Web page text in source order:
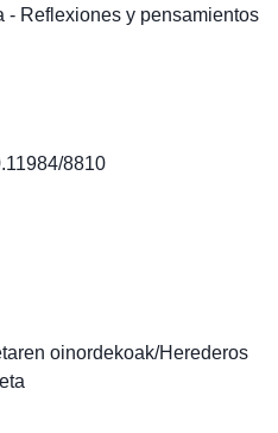
- Reflexiones y pensamientos
8810
oinordekoak/Herederos